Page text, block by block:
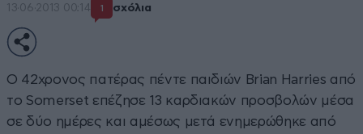
13·06·2013 00:14 1 σχόλια
Ο 42χρονος πατέρας πέντε παιδιών Brian Harries από
το Somerset επέζησε 13 καρδιακών προσβολών μέσα
σε δύο ημέρες και αμέσως μετά ενημερώθηκε από